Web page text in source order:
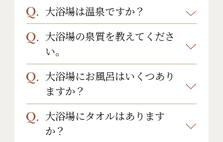
クイン後・チェックアウト前)ご利用
いただけます。
一部手すりのご用意はございます
が、完全バリアフリーではございま
せん。露天風呂に行くときには数段
の階段がございます。
大浴場は温泉ですか？
はい。温泉でございます。
温度調節の為一部循環をかけており
ます。
大浴場の泉質を教えてくださ
い。
カルシウム・ナトリウム―硫酸塩温
泉(アルカリ性低張性高温泉)でござい
ます。
大浴場にお風呂はいくつあり
ますか？
大浴場は男女それぞれ1ヶ所です。浴
槽は内湯と露天風呂がございます。
大浴場にタオルはあります
か？